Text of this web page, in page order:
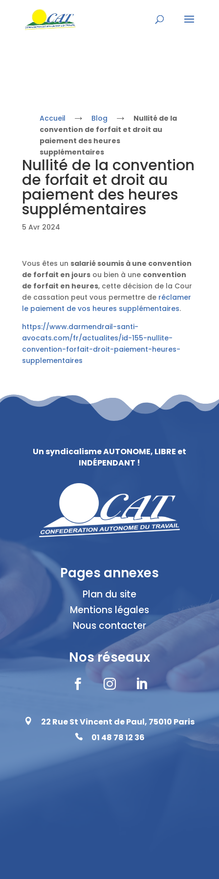
Accueil → Blog →
Nullité de la
convention de forfait et droit au
paiement des heures
supplémentaires
Nullité de la convention
de forfait et droit au
paiement des heures
supplémentaires
5 Avr 2024
Vous êtes un salarié soumis à une convention
de forfait en joursou bien à une convention
de forfait en heures, cette décision de la Cour
de cassation peut vous permettre de réclamer
le paiement de vos heures supplémentaires.
https://www.darmendrail-santi-
avocats.com/fr/actualites/id-155-nullite-
convention-forfait-droit-paiement-heures-
supplementaires
Un syndicalisme AUTONOME, LIBRE et
INDÉPENDANT !
Pages annexes
Plan du site
Mentions légales
Nous contacter
Nos réseaux
  
 22 Rue St Vincent de Paul, 75010 Paris
 01 48 78 12 36